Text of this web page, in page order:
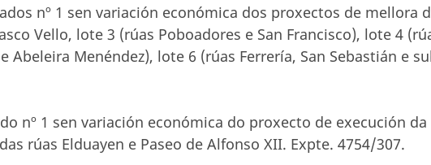
nº 1 sen variación económica dos proxectos de mellora
Vello, lote 3 (rúas Poboadores e San Francisco), lote 4
Abeleira Menéndez), lote 6 (rúas Ferrería, San Sebastián e
nº 1 sen variación económica do proxecto de execución da
rúas Elduayen e Paseo de Alfonso XII. Expte. 4754/307.